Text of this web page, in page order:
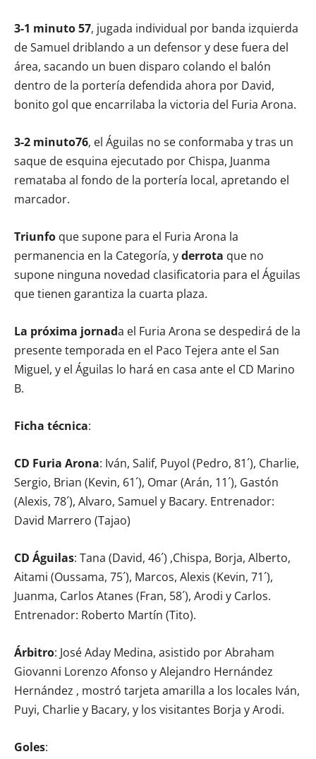
3-1 minuto 57, jugada individual por banda izquierda
de Samuel driblando a un defensor y dese fuera del
área, sacando un buen disparo colando el balón
dentro de la portería defendida ahora por David,
bonito gol que encarrilaba la victoria del Furia Arona.
3-2 minuto76, el Águilas no se conformaba y tras un
saque de esquina ejecutado por Chispa, Juanma
remataba al fondo de la portería local, apretando el
marcador.
Triunfo que supone para el Furia Arona la
permanencia en la Categoría, yderrota que no
supone ninguna novedad clasificatoria para el Águilas
que tienen garantiza la cuarta plaza.
La próxima jornada el Furia Arona se despedirá de la
presente temporada en el Paco Tejera ante el San
Miguel, y el Águilas lo hará en casa ante el CD Marino
B.
Ficha técnica:
CD Furia Arona: Iván, Salif, Puyol (Pedro, 81´), Charlie,
Sergio, Brian (Kevin, 61´), Omar (Arán, 11´), Gastón
(Alexis, 78´), Alvaro, Samuel y Bacary. Entrenador:
David Marrero (Tajao)
CD Águilas: Tana (David, 46´) ,Chispa, Borja, Alberto,
Aitami (Oussama, 75´), Marcos, Alexis (Kevin, 71´),
Juanma, Carlos Atanes (Fran, 58´), Arodi y Carlos.
Entrenador: Roberto Martín (Tito).
Árbitro: José Aday Medina, asistido por Abraham
Giovanni Lorenzo Afonso y Alejandro Hernández
Hernández , mostró tarjeta amarilla a los locales Iván,
Puyi, Charlie y Bacary, y los visitantes Borja y Arodi.
Goles: